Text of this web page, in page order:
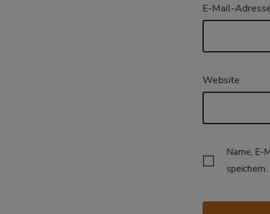
E-Mail-
Website
Name, E-
speichern.